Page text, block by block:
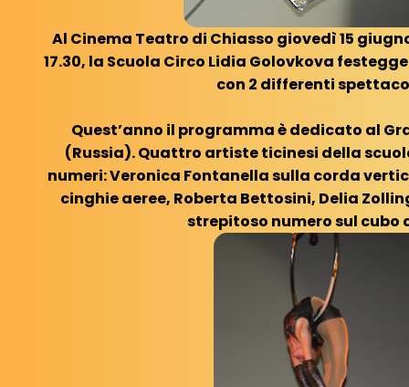
Al Cinema Teatro di Chiasso giovedì 15
17.30, la Scuola Circo Lidia Golovkova
con 2 differenti
Quest’anno il programma è dedicato al
(Russia). Quattro artiste ticinesi della
numeri: Veronica Fontanella sulla corda
cinghie aeree, Roberta Bettosini, Delia
strepitoso numero sul cubo